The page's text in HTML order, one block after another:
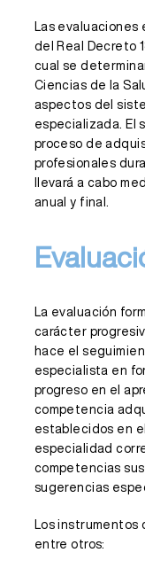
Las evaluaciones
del Real Decreto
cual se
Ciencias de la
aspectos del
especializada. El
proceso de
profesionales
llevará a cabo
anual y final.
La evaluación
carácter
hace el
especialista en
progreso en el
competencia
establecidos en
especialidad
competencias
sugerencias
Los instrumentos
entre otros: